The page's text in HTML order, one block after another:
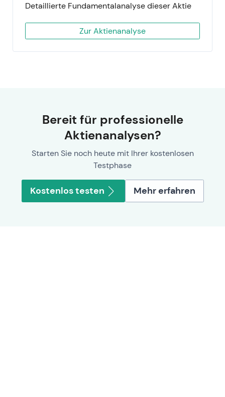
Detaillierte Fundamentalanalyse dieser Aktie
Zur Aktienanalyse
Bereit für professionelle
Aktienanalysen?
Starten Sie noch heute mit Ihrer kostenlosen
Testphase
Kostenlos testen Mehr erfahren